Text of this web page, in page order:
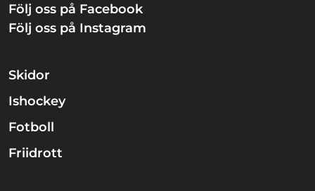
Följ oss på Facebook
Följ oss på Instagram
Skidor
Ishockey
Fotboll
Friidrott